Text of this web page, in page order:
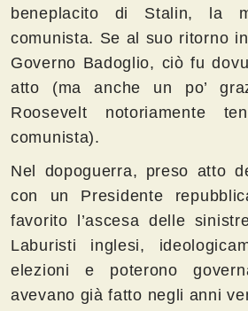
beneplacito di Stalin, la
comunista. Se al suo ritorno
Governo Badoglio, ciò fu
atto (ma anche un po’
Roosevelt notoriamente
comunista).
Nel dopoguerra, preso atto
con un Presidente
favorito l’ascesa delle
Laburisti inglesi,
elezioni e poterono
avevano già fatto negli anni